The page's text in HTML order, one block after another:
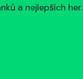
a nejlepších her.